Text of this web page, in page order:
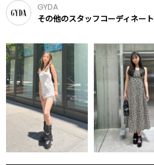
GYDA
その他のスタッフコーディネート